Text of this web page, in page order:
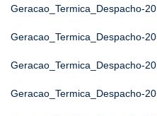
Geracao_Termica_Despacho-
Geracao_Termica_Despacho-
Geracao_Termica_Despacho-
Geracao_Termica_Despacho-